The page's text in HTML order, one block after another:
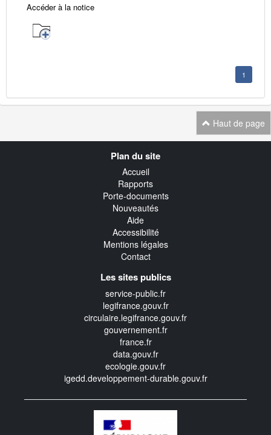
Accéder à la notice
1
Haut de page
Plan du site
Accueil
Rapports
Porte-documents
Nouveautés
Aide
Accessibilité
Mentions légales
Contact
Les sites publics
service-public.fr
legifrance.gouv.fr
circulaire.legifrance.gouv.fr
gouvernement.fr
france.fr
data.gouv.fr
ecologie.gouv.fr
igedd.developpement-durable.gouv.fr